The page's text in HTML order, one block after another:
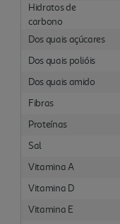
Hidratos de
carbono
Dos quais açúcares
Dos quais polióis
Dos quais amido
Fibras
Proteínas
Sal
Vitamina A
Vitamina D
Vitamina E